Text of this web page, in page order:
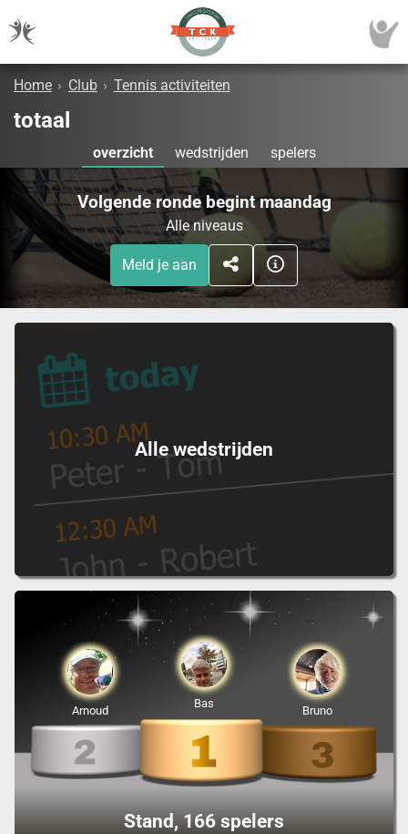
Home › Club › Tennis activiteiten
totaal
overzicht wedstrijden spelers
Volgende ronde begint maandag
Alle niveaus
Meld je aan
Alle wedstrijden
Stand, 166 spelers
Bas
Arnoud Bruno